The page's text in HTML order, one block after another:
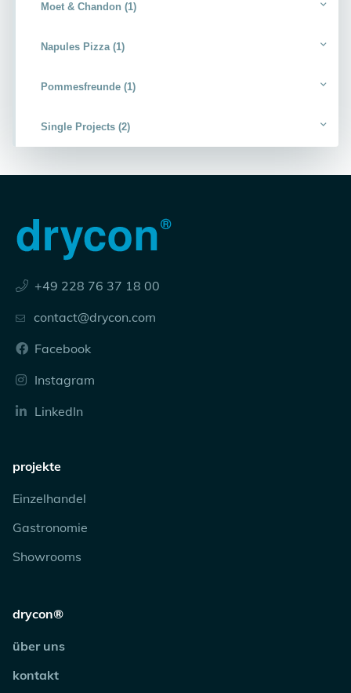
Moet & Chandon (1)
Napules Pizza (1)
Pommesfreunde (1)
Single Projects (2)
+49 228 76 37 18 00
contact@drycon.com
Facebook
Instagram
LinkedIn
projekte
Einzelhandel
Gastronomie
Showrooms
drycon®
über uns
kontakt